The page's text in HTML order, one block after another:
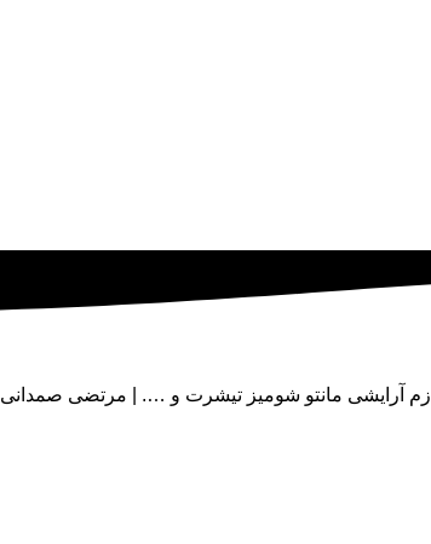
آرایشی مانتو شومیز تیشرت و …. | مرتضی صمدانی